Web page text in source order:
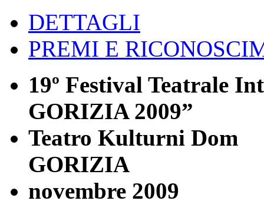
DETTAGLI
PREMI E
19º Festival Teatrale
GORIZIA 2009”
Teatro Kulturni Dom
GORIZIA
novembre 2009